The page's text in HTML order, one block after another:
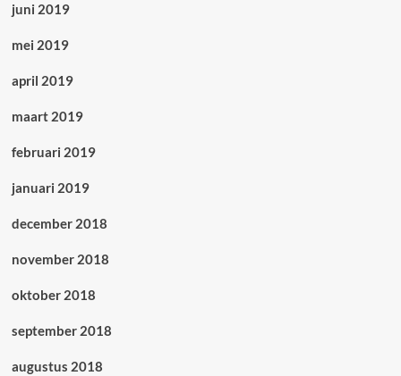
juni 2019
mei 2019
april 2019
maart 2019
februari 2019
januari 2019
december 2018
november 2018
oktober 2018
september 2018
augustus 2018